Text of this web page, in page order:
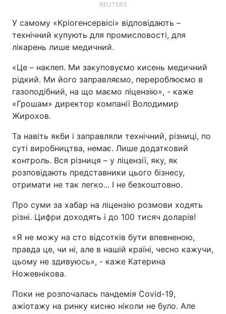
REUTERS
У самому «Кріогенсервісі» відповідають –
технічний купують для промисловості, для
лікарень лише медичний.
«Це – наклеп. Ми закуповуємо кисень медичний
рідкий. Ми його заправляємо, перероблюємо в
газоподібний, на що маємо ліцензію», - каже
«Грошам» директор компанії Володимир
Жирохов.
Та навіть якби і заправляли технічний, різниці, по
суті виробництва, немає. Лише додатковий
контроль. Вся різниця – у ліцензії, яку, як
розповідають представники цього бізнесу,
отримати не так легко... І не безкоштовно.
Про суми за хабар на ліцензію розмови ходять
різні. Цифри доходять і до 100 тисяч доларів!
«Я не можу на сто відсотків бути впевненою,
правда це, чи ні, але в нашій країні, чесно кажучи,
цьому не здивуюсь», - каже Катерина
Ножевнікова.
Поки не розпочалась пандемія Covid-19,
ажіотажу на ринку кисню ніколи не було. Але